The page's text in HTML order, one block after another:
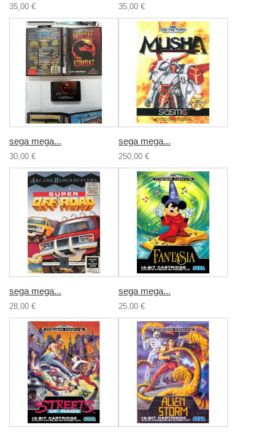
35,00 € 35,00 €
sega mega...
30,00 €
sega mega...
250,00 €
sega mega...
28,00 €
sega mega...
25,00 €